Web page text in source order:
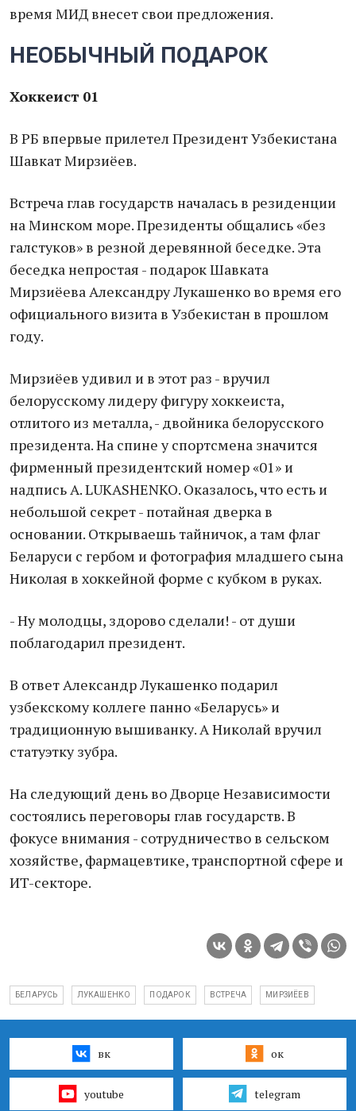
время МИД внесет свои предложения.
НЕОБЫЧНЫЙ ПОДАРОК
Хоккеист 01
В РБ впервые прилетел Президент Узбекистана
Шавкат Мирзиёев.
Встреча глав государств началась в резиденции
на Минском море. Президенты общались «без
галстуков» в резной деревянной беседке. Эта
беседка непростая - подарок Шавката
Мирзиёева Александру Лукашенко во время его
официального визита в Узбекистан в прошлом
году.
Мирзиёев удивил и в этот раз - вручил
белорусскому лидеру фигуру хоккеиста,
отлитого из металла, - двойника белорусского
президента. На спине у спортсмена значится
фирменный президентский номер «01» и
надпись A. LUKASHENKO. Оказалось, что есть и
небольшой секрет - потайная дверка в
основании. Открываешь тайничок, а там флаг
Беларуси с гербом и фотография младшего сына
Николая в хоккейной форме с кубком в руках.
- Ну молодцы, здорово сделали! - от души
поблагодарил президент.
В ответ Александр Лукашенко подарил
узбекскому коллеге панно «Беларусь» и
традиционную вышиванку. А Николай вручил
статуэтку зубра.
На следующий день во Дворце Независимости
состоялись переговоры глав государств. В
фокусе внимания - сотрудничество в сельском
хозяйстве, фармацевтике, транспортной сфере и
ИT-секторе.
БЕЛАРУСЬ ЛУКАШЕНКО ПОДАРОК ВСТРЕЧА МИРЗИЁЕВ
вк ок
youtube telegram